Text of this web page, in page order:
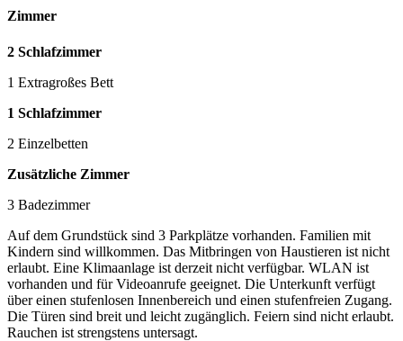
Zimmer
2 Schlafzimmer
1 Extragroßes Bett
1 Schlafzimmer
2 Einzelbetten
Zusätzliche Zimmer
3 Badezimmer
Auf dem Grundstück sind 3 Parkplätze vorhanden. Familien mit
Kindern sind willkommen. Das Mitbringen von Haustieren ist nicht
erlaubt. Eine Klimaanlage ist derzeit nicht verfügbar. WLAN ist
vorhanden und für Videoanrufe geeignet. Die Unterkunft verfügt
über einen stufenlosen Innenbereich und einen stufenfreien Zugang.
Die Türen sind breit und leicht zugänglich. Feiern sind nicht erlaubt.
Rauchen ist strengstens untersagt.